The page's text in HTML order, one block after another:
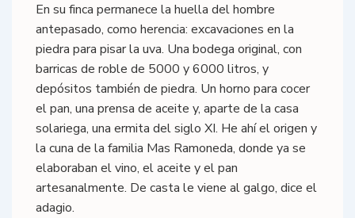
En su finca permanece la huella del hombre
antepasado, como herencia: excavaciones en la
piedra para pisar la uva. Una bodega original, con
barricas de roble de 5000 y 6000 litros, y
depósitos también de piedra. Un horno para cocer
el pan, una prensa de aceite y, aparte de la casa
solariega, una ermita del siglo XI. He ahí el origen y
la cuna de la familia Mas Ramoneda, donde ya se
elaboraban el vino, el aceite y el pan
artesanalmente. De casta le viene al galgo, dice el
adagio.